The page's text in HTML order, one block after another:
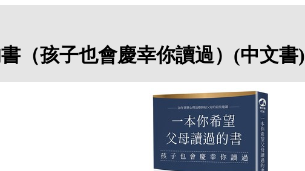
（孩子也會慶幸你讀過）(中文書)